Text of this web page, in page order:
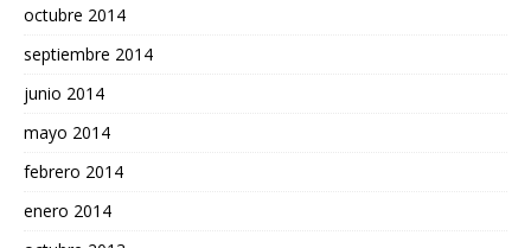
octubre 2014
septiembre 2014
junio 2014
mayo 2014
febrero 2014
enero 2014